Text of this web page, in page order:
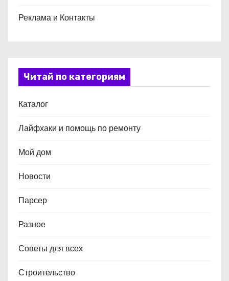
Реклама и Контакты
Читай по категориям
Каталог
Лайфхаки и помощь по ремонту
Мой дом
Новости
Парсер
Разное
Советы для всех
Строительство